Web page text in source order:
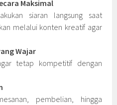
Maksimal
siaran langsung saat
melalui konten kreatif agar
Wajar
tetap kompetitif dengan
pembelian, hingga